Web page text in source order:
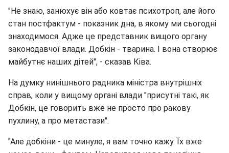
"Не знаю, занюхує він або ковтає психотроп, але його
стан постфактум - показник дна, в якому ми сьогодні
знаходимося. Адже це представник вищого органу
законодавчої влади. Добкін - тварина. І вона створює
майбутнє наших дітей", - сказав Ківа.
На думку нинішнього радника міністра внутрішніх
справ, коли у вищому органі влади "присутні такі, як
Добкін, це говорить вже не просто про ракову
пухлину, а про метастази".
"Але добкіни - це минуле, я вам точно кажу. Їх вже